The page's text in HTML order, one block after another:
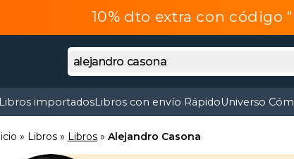
10% dto extra con código
Libros importadosLibros con envío RápidoUniverso
Libros Libros Alejandro Casona